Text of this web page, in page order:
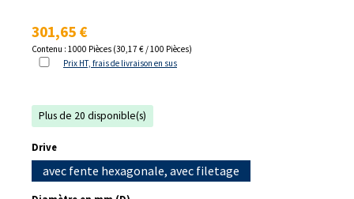
Prix régulier :
301,65 €
Contenu : 1000 Pièces (30,17 € / 100 Pièces)
Prix HT, frais de livraison en sus
Plus de 20 disponible(s)
Sélectionnez
Drive
avec fente hexagonale, avec filetage